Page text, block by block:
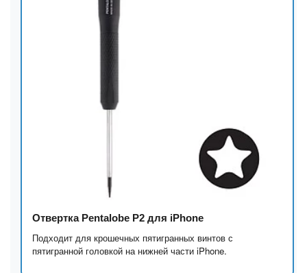
Отвертка Pentalobe P2 для iPhone
Подходит для крошечных пятигранных винтов с
пятигранной головкой на нижней части iPhone.